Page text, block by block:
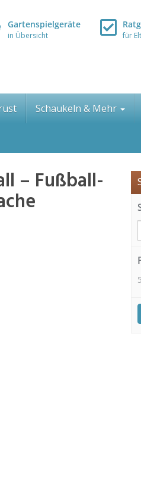
Gartenspielgeräte
in Übersicht für
Schaukeln & Mehr
– Fußball-
5